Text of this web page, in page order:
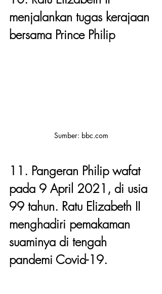
menjalankan tugas kerajaan
bersama Prince Philip
Sumber: bbc.com
11. Pangeran Philip wafat
pada 9 April 2021, di usia
99 tahun. Ratu Elizabeth II
menghadiri pemakaman
suaminya di tengah
pandemi Covid-19.